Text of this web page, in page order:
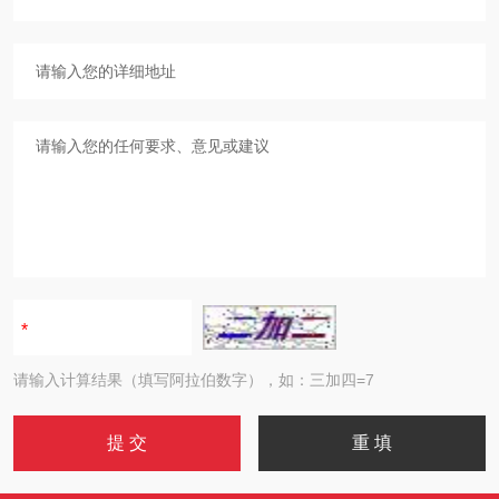
请输入计算结果（填写阿拉伯数字），如：三加四=7